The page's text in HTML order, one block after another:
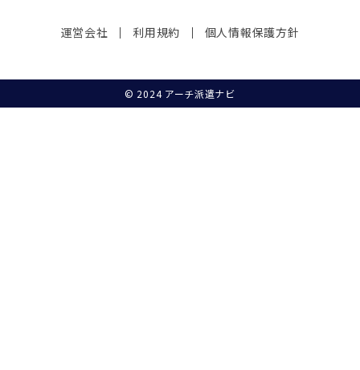
運営会社 利用規約 個人情報保護方針
© 2024 アーチ派遣ナビ